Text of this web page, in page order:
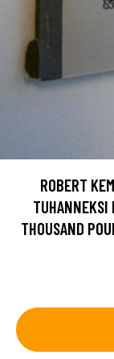
ROBERT
TUHANNEKSI
THOUSAND